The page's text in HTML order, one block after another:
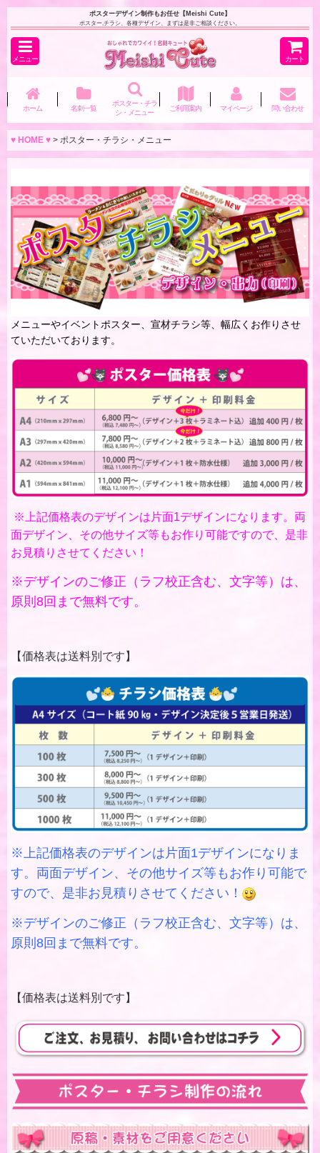
ポスターデザイン制作もお任せ【Meishi Cute】
ポスター,チラシ、各種デザイン、まずは是非ご相談ください。
メニュー カート
ホーム 名刺一覧
ポスター・チラ
シ・メニュー
ご利用案内 マイページ 問い合わせ
♥ HOME ♥ > ポスター・チラシ・メニュー
メニューやイベントポスター、宣材チラシ等、幅広くお作りさせ
ていただいております。
※上記価格表のデザインは片面1デザインになります。両
面デザイン、その他サイズ等もお作り可能ですので、是非
お見積りさせてください！
※デザインのご修正（ラフ校正含む、文字等）は、
原則8回まで無料です。
【価格表は送料別です】
※上記価格表のデザインは片面1デザインになりま
す。両面デザイン、その他サイズ等もお作り可能で
すので、是非お見積りさせてください！
※デザインのご修正（ラフ校正含む、文字等）は、
原則8回まで無料です。
【価格表は送料別です】